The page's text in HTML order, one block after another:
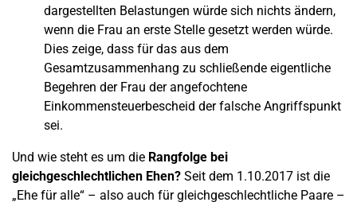
dargestellten Belastungen würde sich nichts ändern,
wenn die Frau an erste Stelle gesetzt werden würde.
Dies zeige, dass für das aus dem
Gesamtzusammenhang zu schließende eigentliche
Begehren der Frau der angefochtene
Einkommensteuerbescheid der falsche Angriffspunkt
sei.
Und wie steht es um die Rangfolge bei
gleichgeschlechtlichen Ehen? Seit dem 1.10.2017 ist die
„Ehe für alle“ – also auch für gleichgeschlechtliche Paare –